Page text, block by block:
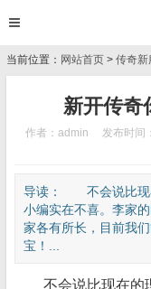
当前位置： 网站首页 > 传奇新
新开传奇
作者：admin 发布时间
导读： 不会说比现
小编实在不喜。李家
家各有所长，目前我
宝！...
不会说比现在的理